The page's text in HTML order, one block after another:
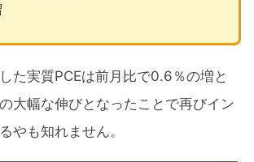
た実質PCEは前月比で0.6％の増と
大幅な伸びとなったことで再びイン
やも知れません。